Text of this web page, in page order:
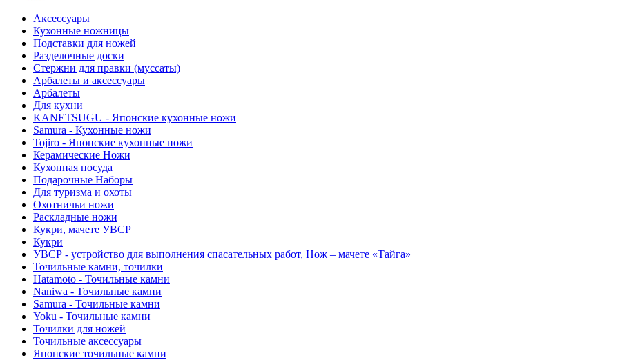
Аксессуары
Кухонные ножницы
Подставки для ножей
Разделочные доски
Стержни для правки (муссаты)
Арбалеты и аксессуары
Арбалеты
Для кухни
KANETSUGU - Японские кухонные ножи
Samura - Кухонные ножи
Tojiro - Японские кухонные ножи
Керамические Ножи
Кухонная посуда
Подарочные Наборы
Для туризма и охоты
Охотничьи ножи
Раскладные ножи
Кукри, мачете УВСР
Кукри
УВСР - устройство для выполнения спасательных работ, Нож – мачете «Тайга»
Точильные камни, точилки
Hatamoto - Точильные камни
Naniwa - Точильные камни
Samura - Точильные камни
Yoku - Точильные камни
Точилки для ножей
Точильные аксессуары
Японские точильные камни